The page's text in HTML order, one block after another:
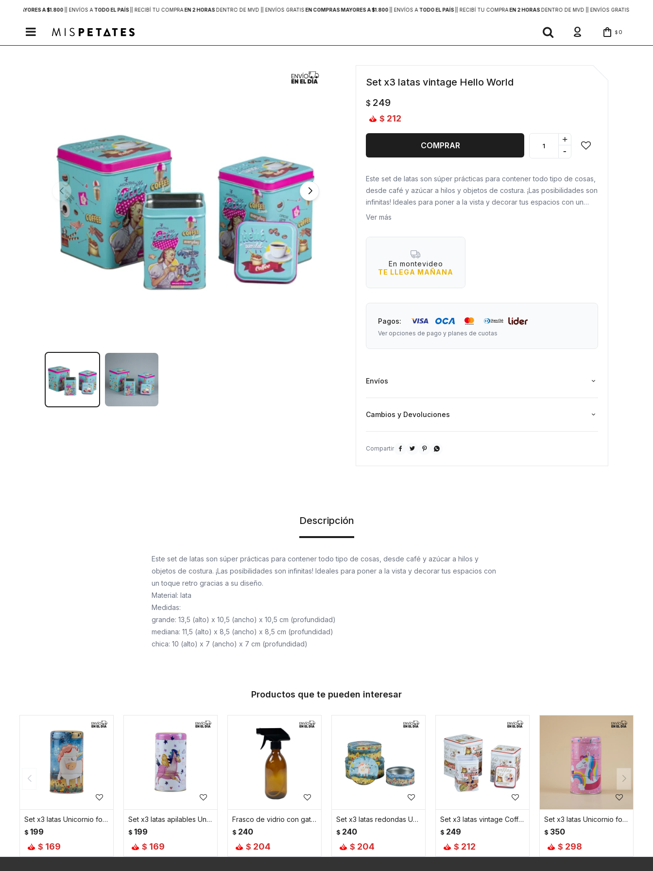
MAYORES A $1.800 | ENVÍOS A TODO EL PAÍS | RECIBÍ TU COMPRAEN 2 HORASDENTRO DE MVD | | ENVÍOS GRATISEN COMPRAS MAYORES A $1.800 | ENVÍOS A TODO EL PAÍS | RECIBÍ TU COMPRAEN 2 HORASDENTRO DE MVD | | ENVÍOS GRATIS
 $ 0
Set x3 latas vintage Hello World
$ 249
$ 212
COMPRAR
+
-
Este set de latas son súper prácticas para contener todo tipo de cosas,
desde café y azúcar a hilos y objetos de costura. ¡Las posibilidades son
infinitas! Ideales para poner a la vista y decorar tus espacios con un
toque retro gracias a su diseño.
Medidas:
grande: 13,5 (alto) x 10,5 (ancho) x 10,5 cm (profundidad)
mediana: 11,5 (alto) x 8,5 (ancho) x 8,5 cm (profundidad)
chica: 10 (alto) x 7 (ancho) x 7 cm (profundidad)
Ver más
En montevideo
TE LLEGA MAÑANA
Pagos:
Ver opciones de pago y planes de cuotas
Envíos
Cambios y Devoluciones
   
Descripción
Este set de latas son súper prácticas para contener todo tipo de cosas, desde café y azúcar a hilos y
objetos de costura. ¡Las posibilidades son infinitas! Ideales para poner a la vista y decorar tus espacios con
un toque retro gracias a su diseño.
Material: lata
Medidas:
grande: 13,5 (alto) x 10,5 (ancho) x 10,5 cm (profundidad)
mediana: 11,5 (alto) x 8,5 (ancho) x 8,5 cm (profundidad)
chica: 10 (alto) x 7 (ancho) x 7 cm (profundidad)
Productos que te pueden interesar
Set x3 latas Unicornio fondo azul
$ 199
$ 169
Set x3 latas apilables Unicornio fondo blanco
$ 199
$ 169
Frasco de vidrio con gatillo 500 Ml Ambar
$ 240
$ 204
Set x3 latas redondas Unicornio fondo azul
$ 240
$ 204
Set x3 latas vintage Coffee Cappuccino
$ 249
$ 212
Set x3 latas Unicornio fondo rosado
$ 350
$ 298